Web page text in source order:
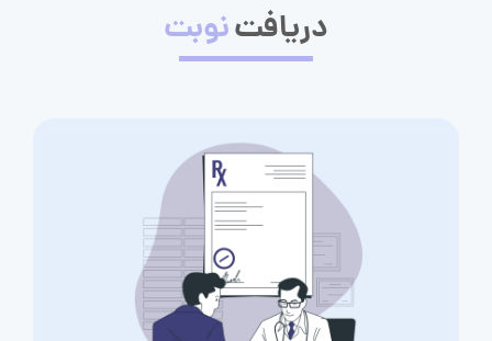
دریافتنوبت